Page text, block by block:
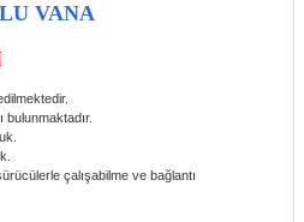
VANA
bulunmaktadır.
çalışabilme ve bağlantı